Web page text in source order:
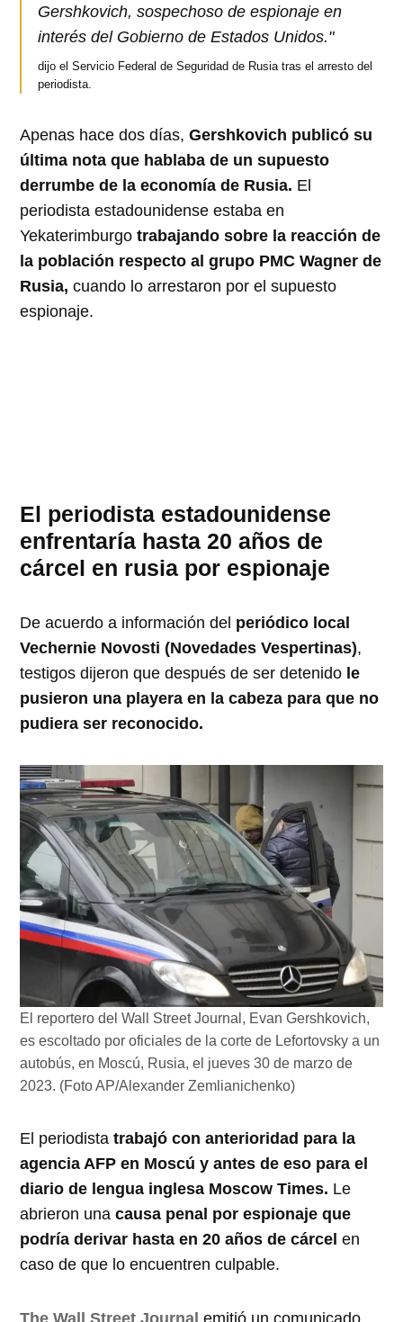
Gershkovich, sospechoso de espionaje en
interés del Gobierno de Estados Unidos."
dijo el Servicio Federal de Seguridad de Rusia tras el arresto del
periodista.
Apenas hace dos días,Gershkovich publicó su
última nota que hablaba de un supuesto
derrumbe de la economía de Rusia. El
periodista estadounidense estaba en
Yekaterimburgotrabajando sobre la reacción de
la población respecto al grupo PMC Wagner de
Rusia, cuando lo arrestaron por el supuesto
espionaje.
El periodista estadounidense
enfrentaría hasta 20 años de
cárcel en rusia por espionaje
De acuerdo a información del periódico local
Vechernie Novosti (Novedades Vespertinas),
testigos dijeron que después de ser detenido le
pusieron una playera en la cabeza para que no
pudiera ser reconocido.
El reportero del Wall Street Journal, Evan Gershkovich,
es escoltado por oficiales de la corte de Lefortovsky a un
autobús, en Moscú, Rusia, el jueves 30 de marzo de
2023. (Foto AP/Alexander Zemlianichenko)
El periodistatrabajó con anterioridad para la
agencia AFP en Moscú y antes de eso para el
diario de lengua inglesa Moscow Times. Le
abrieron unacausa penal por espionaje que
podría derivar hasta en 20 años de cárcel en
caso de que lo encuentren culpable.
The Wall Street Journal emitió un comunicado